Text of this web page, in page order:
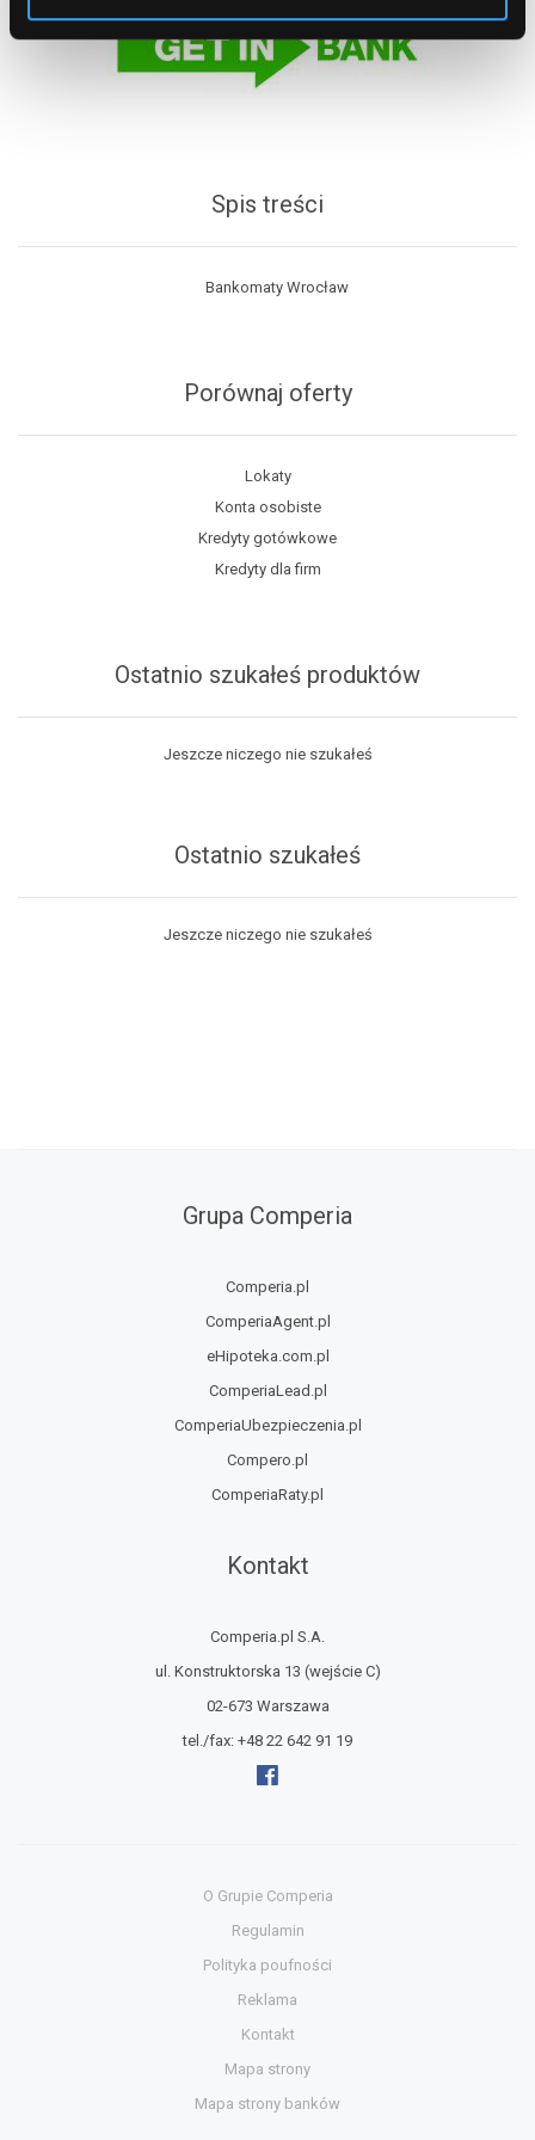
Spis treści
Bankomaty Wrocław
Porównaj oferty
Lokaty
Konta osobiste
Kredyty gotówkowe
Kredyty dla firm
Ostatnio szukałeś produktów
Jeszcze niczego nie szukałeś
Ostatnio szukałeś
Jeszcze niczego nie szukałeś
Grupa Comperia
Comperia.pl
ComperiaAgent.pl
eHipoteka.com.pl
ComperiaLead.pl
ComperiaUbezpieczenia.pl
Compero.pl
ComperiaRaty.pl
Kontakt
Comperia.pl S.A.
ul. Konstruktorska 13 (wejście C)
02-673 Warszawa
tel./fax: +48 22 642 91 19
O Grupie Comperia
Regulamin
Polityka poufności
Reklama
Kontakt
Mapa strony
Mapa strony banków